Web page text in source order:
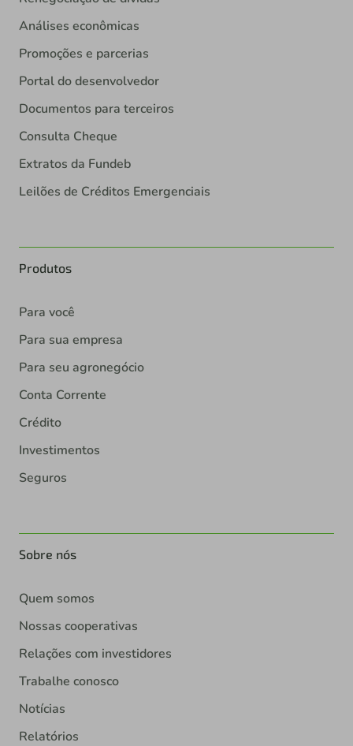
Análises econômicas
Promoções e parcerias
Portal do desenvolvedor
Documentos para terceiros
Consulta Cheque
Extratos da Fundeb
Leilões de Créditos Emergenciais
Produtos
Para você
Para sua empresa
Para seu agronegócio
Conta Corrente
Crédito
Investimentos
Seguros
Sobre nós
Quem somos
Nossas cooperativas
Relações com investidores
Trabalhe conosco
Notícias
Relatórios